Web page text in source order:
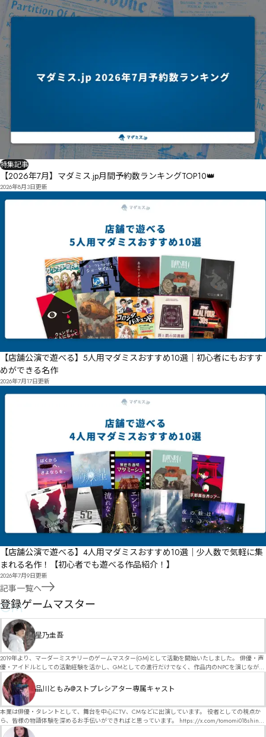
ㅍㆌㅮㅉㆎ簙
㇐ㆸ㇅㇕讻ㆎ郌㆐杔ㅾㆃㄡㆾㆹ㇋㈌ㆈ恒駄ㅵㆡㆉㅤㆴㆂㆰㅪ㆏ㅂㄴ㆐慆ㆍ㆑ㅰㆌ㇁㆏ㆁ㆚ㄳ㇛㇖㇨㈩倜婎
ㆤ恱駣ㆪ瞷癝濏ㆌ㇐ㆍ㇌ㆮ㆔ㆬㅈ纘嶉ㅖ㆕蒂㇟潇㇛ㆻ覝ㆵㆲƧƶǁǀƆㆥ势唾倴鄮㇌㉉㉂㈔㉕㇊悛騍ㇸ軞ㆻ
㇀㇐㈓㈎㈠㉡㇝碏泔飔㇞ㆸ㇔㇁㇡㈂㉵㇦ㇳ縅梨㈐驚ㇰ㇘㇡㆐㇬㇉㇌僜ㇶ槂摪㈍ㇶ㇑收疕ㇷ搦竺㇪ㇳ
㆗抵把掾㈀嶫ㇲ撣旵ㇳ㈫ㇿㇲ㈋㊍㊆㉘㊙㈑㈻㈏ㇽ㈙琕豋㈙厩㈖㈄㈜ㇷ㈶㈣㉈各斈㈤㈑㈡㈓㈻㈄㈭㈯
㉉㈑㈭㈏㈨㈥⇭㇊嗯嵤㈢㉔㈓㈚㈹㈟㈷壂㉜㈯㈴㈾懴㈞㇛
愒骄㉯轕㈲㈷㉀㉐㉒璓傟㇧愞骐㈵轡㈾㉇㉌㉜㉞栲鞄硶㉞ɇɖɡɠȦㇺ㉢㈿㉂嬤嬇詧饢碅㉬斫瀰㉴嘎㉪㉮
㉍㉩㉹㉳㊋㉐㈐㊎㉓∸㈕
慌骾㊅浻公㊬慮㊂㊨㊌㊎㊁㊨㊅㊋獅瘫㊆㊏㉿㊏㊬㈬ɿʎʙʘɞ㉽厚圔㋆㋴㌲㋩㋻㌁㊥㊒㊢㊁㊝㊭㊫諬巵艈
㊯㊜㊑唀㊓㊳㊕㊮㊫㉎㊶㊓㊖㊿㋁憦㊺㊴㊡㊺㊷㋃㉶㉝
特集記事
【2026年7月】マダミス.jp月間予約数ランキングTOP10👑
2026年8月3日更新
【店舗公演で遊べる】5人用マダミスおすすめ10選｜初心者にもおすす
めができる名作
2026年7月17日更新
【店舗公演で遊べる】4人用マダミスおすすめ10選｜少人数で気軽に集
まれる名作！【初心者でも遊べる作品紹介！】
2026年7月9日更新
記事一覧へ
GM
登録ゲームマスター
星乃圭吾
2019年より、マーダーミステリーのゲームマスター(GM)として活動を開始いたしました。 俳優・声
優・アイドルとしての活動経験を活かし、GMとしての進行だけでなく、作品内のNPCを演じなが
ら、お客様に物語の世界へ入り込んでいただくような演出・サービスを得意としています。 自分自
身でも作品制作を行っているので、作家さんが作品に込めた想いや意図を大切にしながら、その作
品の魅力をお客様に届けられるような公演を心がけています。 参加してくださる皆様がどんなエン
ディングを迎えるのか、どんな物語が生まれるのかを想像しながら、公演を進めていく時間が本当
に大好きです！ 対応可能作品は、オフライン（対面）作品のみとなります。 得意分野をひとつ挙げ
るなら恋愛もの（恋愛要素を含むシナリオ）ですが、ファンタジー、デスゲーム、青春ものなど、
ジャンルを問わず幅広く対応可能です！お任せください！ 《所属団体・店舗》 ★ Lanbelysma -ラン
品川ともみ@ストプレシアター専属キャスト
本業は俳優・タレントとして、舞台を中心にTV、CMなどに出演しています。 役者としての視点か
ら、皆様の物語体験を深めるお手伝いができればと思っています。 https://x.com/tomomi018shin?
s=11 活動内容はSNSにて投稿しています。 SPT所属。 ストーリープレイングシアター「星詠みの